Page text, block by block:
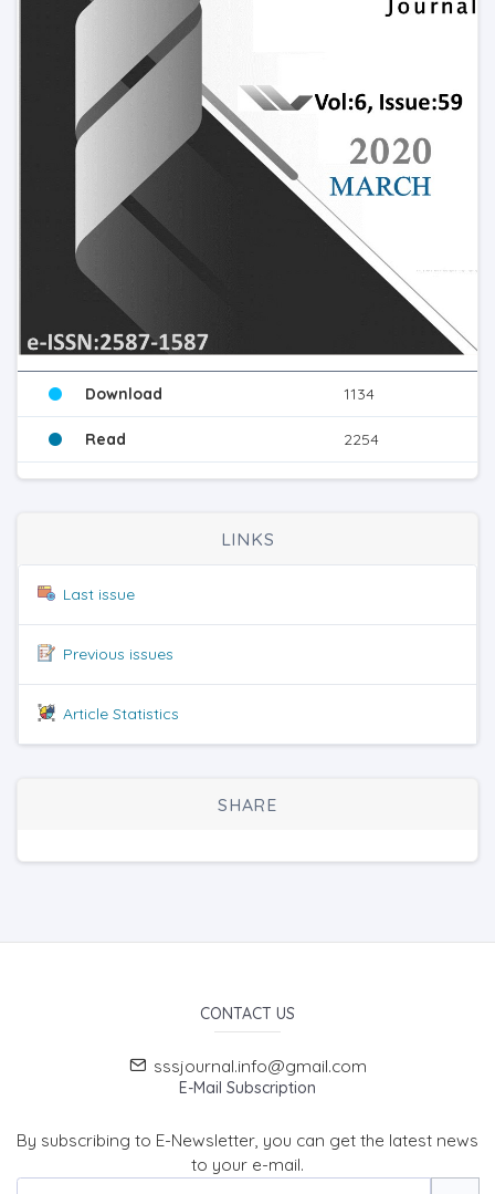
Download 1134
Read 2254
LINKS
Last issue
Previous issues
Article Statistics
SHARE
CONTACT US
sssjournal.info@gmail.com
E-Mail Subscription
By subscribing to E-Newsletter, you can get the latest news
to your e-mail.